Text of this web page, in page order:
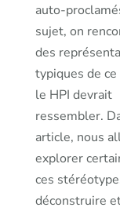
auto-
sujet, on
des
typiques de ce
le HPI devrait
ressembler.
article, nous
explorer
ces
déconstruire